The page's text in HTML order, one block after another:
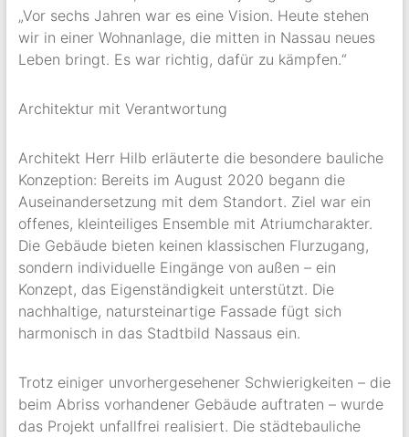
„Vor sechs Jahren war es eine Vision. Heute stehen
wir in einer Wohnanlage, die mitten in Nassau neues
Leben bringt. Es war richtig, dafür zu kämpfen.“
Architektur mit Verantwortung
Architekt Herr Hilb erläuterte die besondere bauliche
Konzeption: Bereits im August 2020 begann die
Auseinandersetzung mit dem Standort. Ziel war ein
offenes, kleinteiliges Ensemble mit Atriumcharakter.
Die Gebäude bieten keinen klassischen Flurzugang,
sondern individuelle Eingänge von außen – ein
Konzept, das Eigenständigkeit unterstützt. Die
nachhaltige, natursteinartige Fassade fügt sich
harmonisch in das Stadtbild Nassaus ein.
Trotz einiger unvorhergesehener Schwierigkeiten – die
beim Abriss vorhandener Gebäude auftraten – wurde
das Projekt unfallfrei realisiert. Die städtebauliche